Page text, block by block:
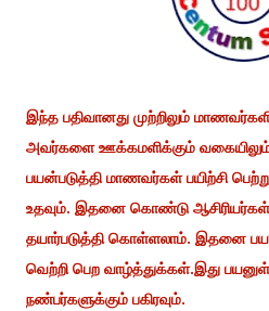
இந்த பதிவானது முற்றிலும்
அவர்களை ஊக்கமளிக்கும்
பயன்படுத்தி மாணவர்கள் பயிற்சி
உதவும். இதனை கொண்டு
தயார்படுத்தி கொள்ளலாம். இதனை
வெற்றி பெற வாழ்த்துக்கள்.இது
நண்பர்களுக்கும் பகிரவும்.